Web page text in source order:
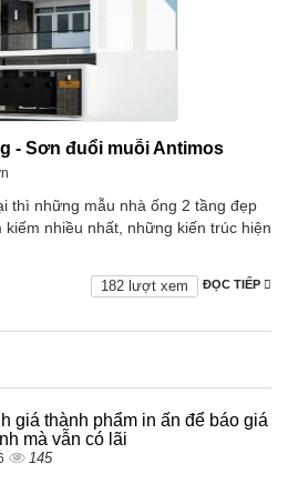
- Sơn đuổi muỗi Antimos
thì những mẫu nhà ống 2 tầng đẹp
nhiều nhất, những kiến trúc hiện
ĐỌC TIẾP
182 lượt xem
giá thành phẩm in ấn để báo giá
mà vẫn có lãi
145